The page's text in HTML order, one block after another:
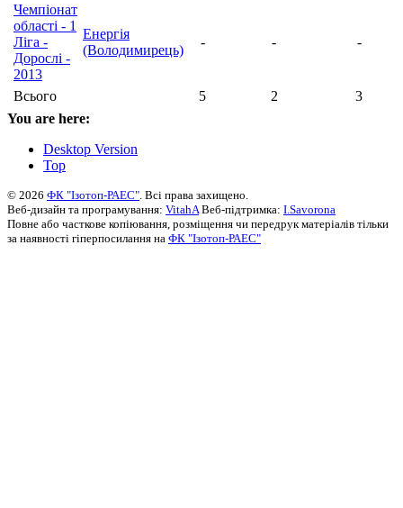
Чемпіонат
області - 1
Ліга -
Дорослі -
2013
Енергія
(Володимирець)
- - -
Всього 5 2
3
You are here:
Desktop Version
Top
© 2026 ФК "Ізотоп-РАЕС" . Всі права захищено.
Веб-дизайн та програмування: VitahA Веб-підтримка: I.Savorona
Повне або часткове копіювання, розміщення чи передрук матеріалів тільки
за наявності гіперпосилання на ФК "Ізотоп-РАЕС"